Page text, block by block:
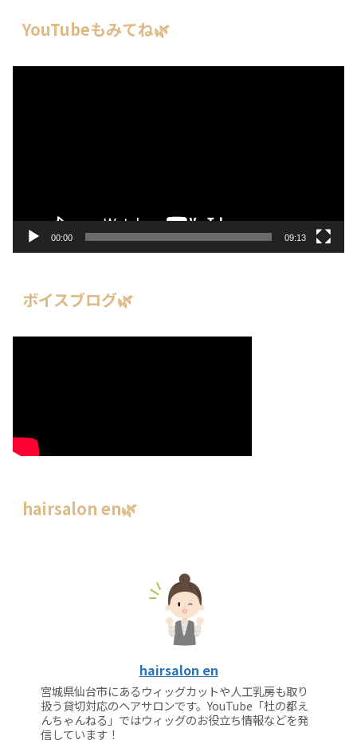
YouTubeもみてね🌿
00:00 09:13
ボイスブログ🌿
hairsalon en🌿
hairsalon en
宮城県仙台市にあるウィッグカットや人工乳房も取り
扱う貸切対応のヘアサロンです。YouTube「杜の都え
んちゃんねる」ではウィッグのお役立ち情報などを発
信しています！